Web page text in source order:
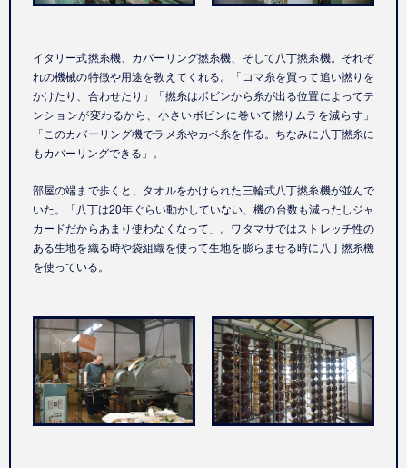
イタリー式撚糸機、カバーリング撚糸機、そして八丁撚糸機。それぞ
れの機械の特徴や用途を教えてくれる。「コマ糸を買って追い撚りを
かけたり、合わせたり」「撚糸はボビンから糸が出る位置によってテ
ンションが変わるから、小さいボビンに巻いて撚りムラを減らす」
「このカバーリング機でラメ糸やカベ糸を作る。ちなみに八丁撚糸に
もカバーリングできる」。
部屋の端まで歩くと、タオルをかけられた三輪式八丁撚糸機が並んで
いた。「八丁は20年ぐらい動かしていない、機の台数も減ったしジャ
カードだからあまり使わなくなって」。ワタマサではストレッチ性の
ある生地を織る時や袋組織を使って生地を膨らませる時に八丁撚糸機
を使っている。